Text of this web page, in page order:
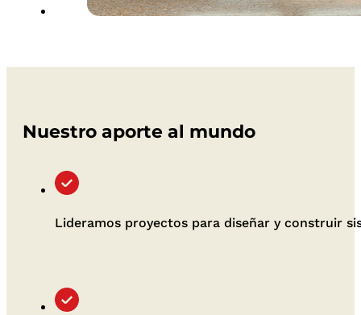
Nuestro aporte al mundo
Lideramos proyectos para diseñar y construir